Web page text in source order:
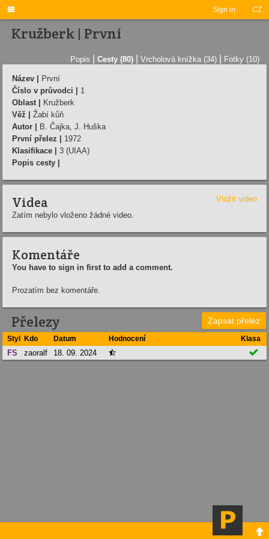
Sign in CZ

Kružberk | První
Popis Cesty (80) Vrcholová knížka (34) Fotky (10)
Název |
První
Číslo v průvodci |
1
Oblast |
Kružberk
Věž |
Žabí kůň
Autor |
B. Čajka, J. Huška
První přelez |
1972
Klasifikace |
3 (UIAA)
Popis cesty |
Videa
Vložit video
Zatím nebylo vloženo žádné video.
Komentáře
You have to sign in first to add a comment.
Prozatím bez komentáře.
Přelezy Zapsat přelez
Styl Kdo Datum Hodnocení Klasa
FS zaoralf 18. 09. 2024  
